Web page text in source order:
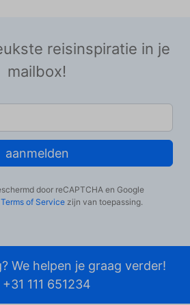
reisinspiratie in je
mailbox!
aanmelden
door reCAPTCHA en Google
Terms of Servicezijn van toepassing.
We helpen je graag verder!
+31 111 651234